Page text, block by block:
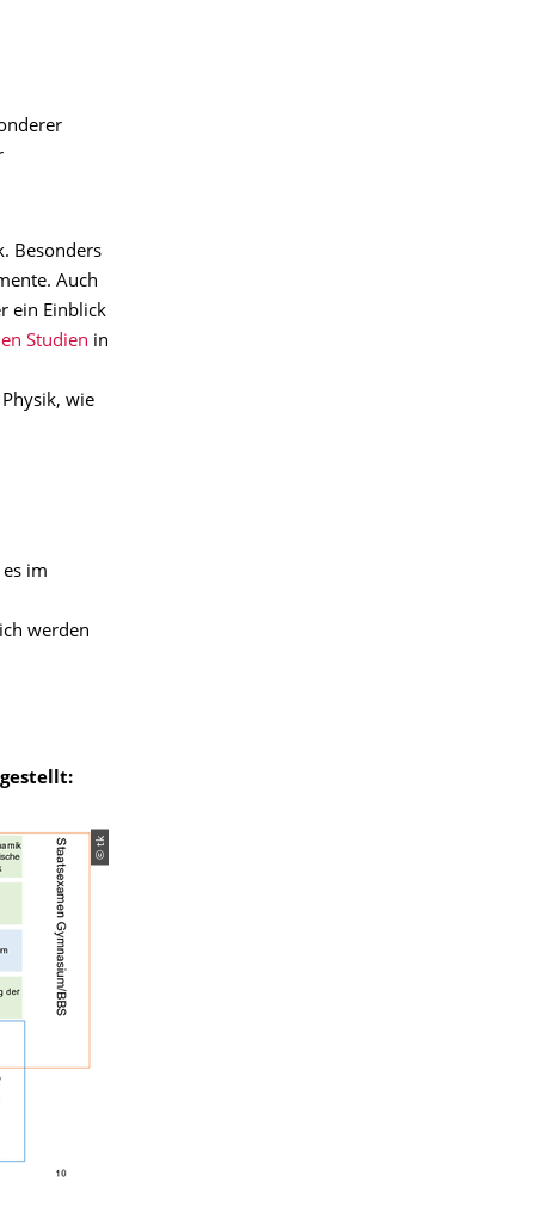
Besonders
Auch
ein Einblick
Studien in
wie
im
werden
© tk